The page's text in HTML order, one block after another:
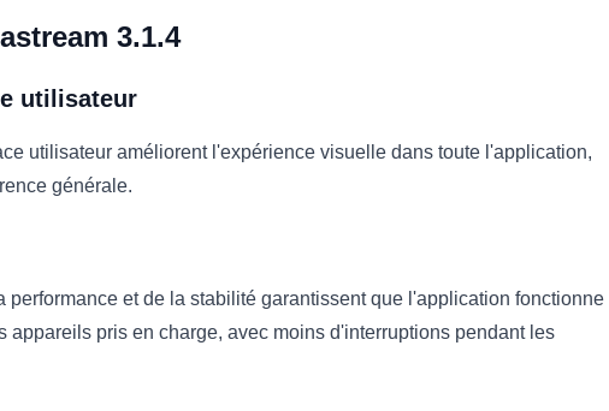
3.1.4
utilisateur
utilisateur améliorent l'expérience visuelle dans toute l'application,
générale.
performance et de la stabilité garantissent que l'application fonctionne
appareils pris en charge, avec moins d'interruptions pendant les